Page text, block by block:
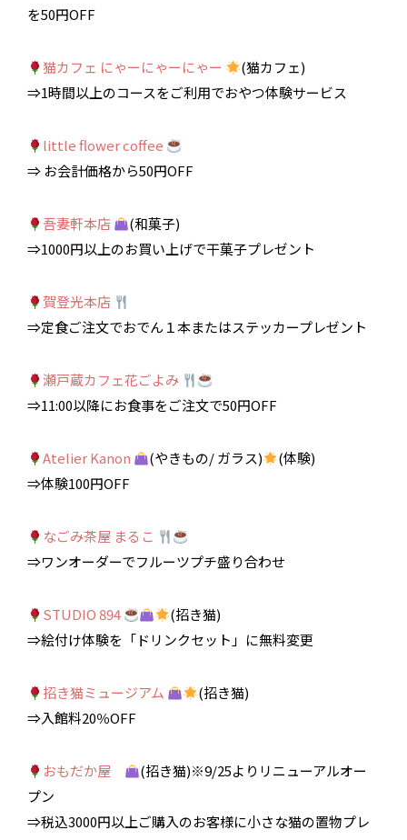
を50円OFF
猫カフェ にゃーにゃーにゃー
(猫カフェ)
⇒1時間以上のコースをご利用でおやつ体験サービス
little flower coffee
⇒ お会計価格から50円OFF
吾妻軒本店
(和菓子)
⇒1000円以上のお買い上げで干菓子プレゼント
賀登光本店
⇒定食ご注文でおでん１本またはステッカープレゼント
瀬戸蔵カフェ花ごよみ
⇒11:00以降にお食事をご注文で50円OFF
Atelier Kanon (やきもの/ ガラス)
(体験)
⇒体験100円OFF
なごみ茶屋 まるこ
⇒ワンオーダーでフルーツプチ盛り合わせ
STUDIO 894
(招き猫)
⇒絵付け体験を「ドリンクセット」に無料変更
招き猫ミュージアム
(招き猫)
⇒入館料20％OFF
おもだか屋
(招き猫)※9/25よりリニューアルオー
プン
⇒税込3000円以上ご購入のお客様に小さな猫の置物プレ